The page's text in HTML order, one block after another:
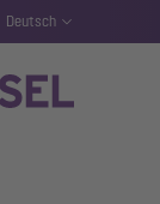
Deutsch